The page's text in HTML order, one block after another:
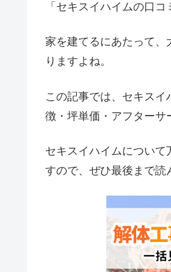
「セキスイハイムの口
家を建てるにあたって
りますよね。
この記事では、セキス
徴・坪単価・アフターサ
セキスイハイムについて
すので、ぜひ最後まで読